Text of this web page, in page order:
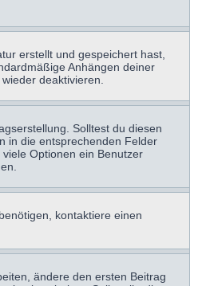
erstellt und gespeichert hast,
Anhängen deiner
deaktivieren.
Solltest du diesen
in die entsprechenden Felder
Optionen ein Benutzer
kontaktiere einen
ändere den ersten Beitrag